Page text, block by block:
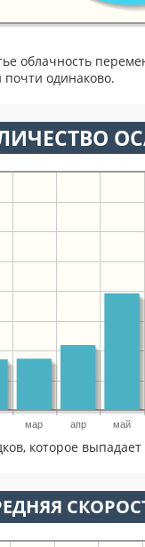
облачность
одинаково.
мар апр май
которое